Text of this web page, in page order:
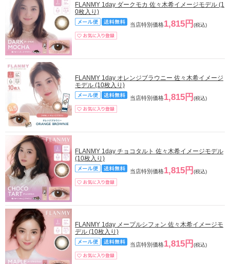
FLANMY 1day ダークモカ 佐々木希イメージモデル (1
0枚入り)
当店特別価格1,815円 (税込)
FLANMY 1day オレンジブラウニー 佐々木希イメージ
モデル (10枚入り)
当店特別価格1,815円 (税込)
FLANMY 1day チョコタルト 佐々木希イメージモデル
(10枚入り)
当店特別価格1,815円 (税込)
FLANMY 1day メープルシフォン 佐々木希イメージモ
デル (10枚入り)
当店特別価格1,815円 (税込)